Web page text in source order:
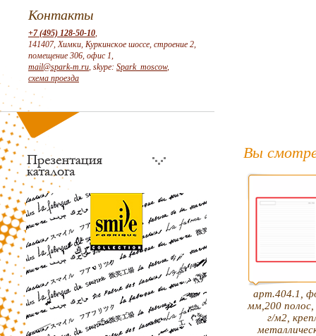
Контакты
+7 (495) 128-50-10,
141407, Химки, Куркинское шоссе, строение 2,
помещение 306, офис 1,
mail@spark-m.ru, skype: Spark_moscow,
схема проезда
Вы
арт.404.1,
мм,200 полос,
г/м2,